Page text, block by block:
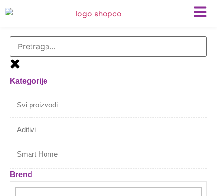
Kategorije
Svi proizvodi
Aditivi
Smart Home
Brend